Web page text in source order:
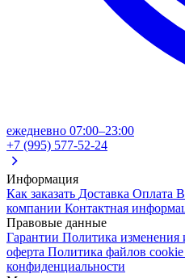
ежедневно 07:00–23:00
+7 (995) 577-52-24
Информация
Как заказать Доставка Оплата
компании Контактная
Правовые данные
Гарантии Политика изменения
оферта Политика файлов cookie
конфиденциальности